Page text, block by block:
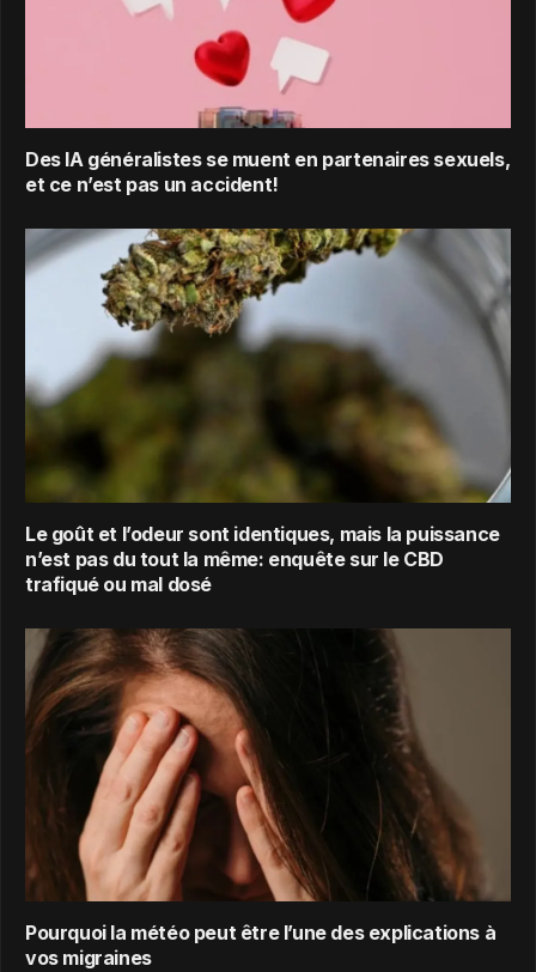
Des IA généralistes se muent en partenaires sexuels,
et ce n’est pas un accident!
Le goût et l’odeur sont identiques, mais la puissance
n’est pas du tout la même: enquête sur le CBD
trafiqué ou mal dosé
Pourquoi la météo peut être l’une des explications à
vos migraines